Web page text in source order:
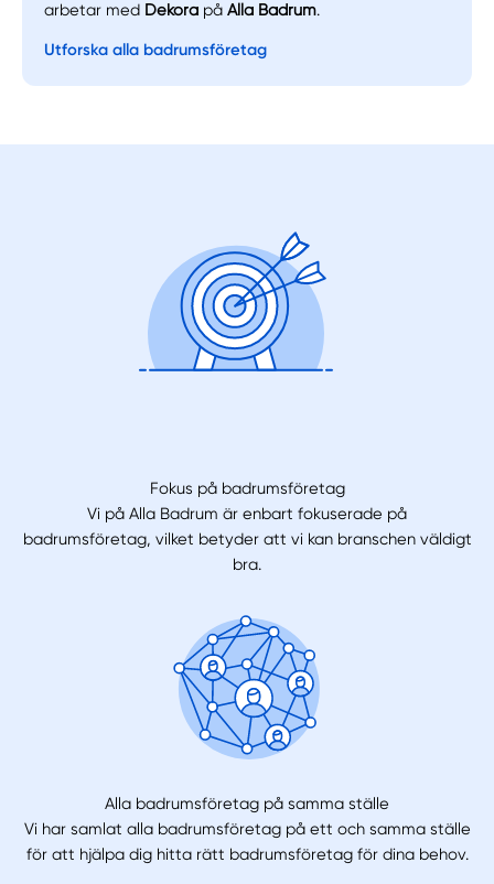
arbetar med Dekora på Alla Badrum.
Utforska alla badrumsföretag
Fokus på badrumsföretag
Vi på Alla Badrum är enbart fokuserade på
badrumsföretag, vilket betyder att vi kan branschen väldigt
bra.
Alla badrumsföretag på samma ställe
Vi har samlat alla badrumsföretag på ett och samma ställe
för att hjälpa dig hitta rätt badrumsföretag för dina behov.